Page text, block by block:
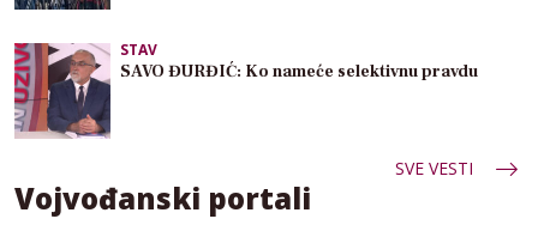
STAV
SAVO ĐURĐIĆ: Ko nameće selektivnu pravdu
SVE VESTI
Vojvođanski portali